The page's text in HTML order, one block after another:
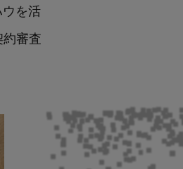
を活
審査